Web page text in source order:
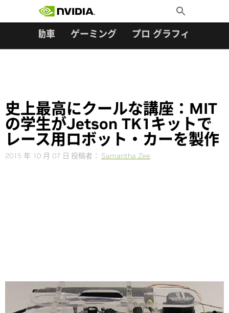
Toggle
Search
自動車 ゲーミング プロ グラフィックス
史上最高にクールな講座：MIT
の学生がJetson TK1キットで
レース用ロボット・カーを製作
2015 年 10 月 07 日 投稿者： Samantha Zee
Share